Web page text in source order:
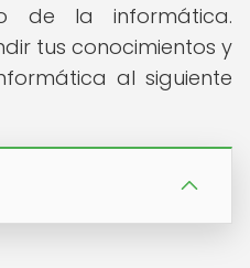
de la informática.
tus conocimientos y
al siguiente